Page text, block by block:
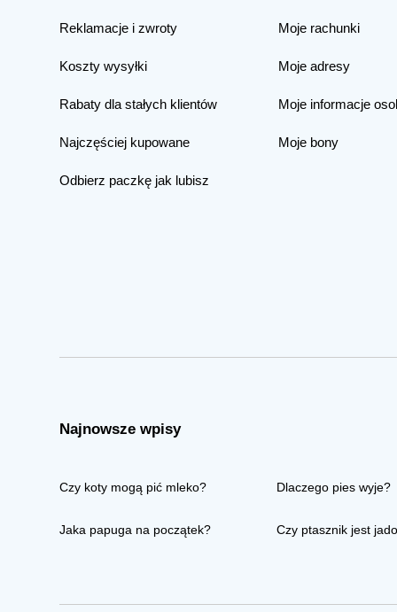
Reklamacje i zwroty
Koszty wysyłki
Rabaty dla stałych klientów
Najczęściej kupowane
Odbierz paczkę jak lubisz
Moje rachunki
Moje adresy
Moje informacje
Moje bony
Najnowsze wpisy
Czy koty mogą pić mleko? Dlaczego pies wyje?
Jaka papuga na początek? Czy ptasznik jest